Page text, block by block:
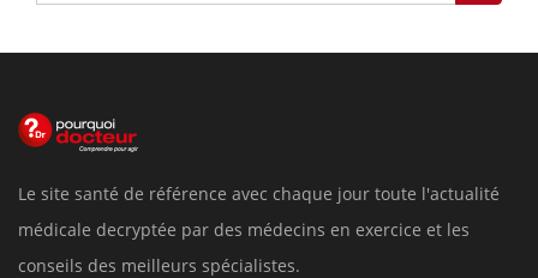
Le site santé de référence avec chaque jour toute l'actualité
médicale decryptée par des médecins en exercice et les
conseils des meilleurs spécialistes.